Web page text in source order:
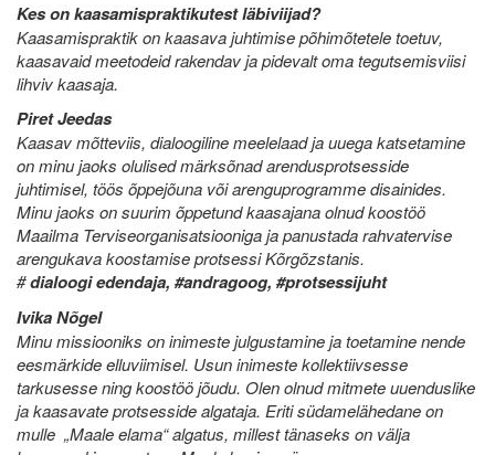
Kes on kaasamispraktikutest läbiviijad?
Kaasamispraktik on kaasava juhtimise põhimõtetele toetuv,
kaasavaid meetodeid rakendav ja pidevalt oma tegutsemisviisi
lihviv kaasaja.
Piret Jeedas
Kaasav mõtteviis, dialoogiline meelelaad ja uuega katsetamine
on minu jaoks olulised märksõnad arendusprotsesside
juhtimisel, töös õppejõuna või arenguprogramme disainides.
Minu jaoks on suurim õppetund kaasajana olnud koostöö
Maailma Terviseorganisatsiooniga ja panustada rahvatervise
arengukava koostamise protsessi Kõrgõzstanis.
#dialoogi edendaja, #andragoog, #protsessijuht
Ivika Nõgel
Minu missiooniks on inimeste julgustamine ja toetamine nende
eesmärkide elluviimisel. Usun inimeste kollektiivsesse
tarkusesse ning koostöö jõudu. Olen olnud mitmete uuenduslike
ja kaasavate protsesside algataja. Eriti südamelähedane on
mulle „Maale elama“ algatus, millest tänaseks on välja